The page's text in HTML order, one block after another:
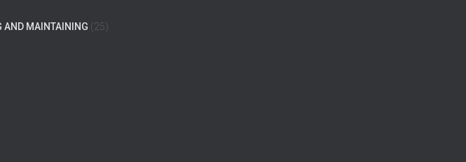
AND MAINTAINING (25)